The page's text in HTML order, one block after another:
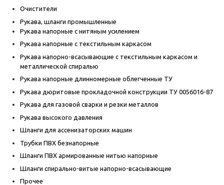
Очистители
Рукава, шланги промышленные
Рукава напорные с нитяным усилением
Рукава напорные с текстильным каркасом
Рукава напорно-всасывающие с текстильным каркасом и
металлической спиралью
Рукава напорные длинномерные облегченные ТУ
Рукава дюритовые прокладочной конструкции ТУ 0056016-87
Рукава для газовой сварки и резки металлов
Рукава высокого давления
Шланги для ассенизаторских машин
Трубки ПВХ безнапорные
Шланги ПВХ армированные нитью напорные
Шланги спирально-витые напорно-всасывающие
Прочее